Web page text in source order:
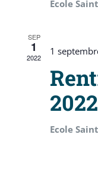
Ecole
SEP
1
2022
1
2022
Ecole